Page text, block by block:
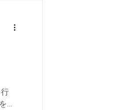
よ
え
つ
探